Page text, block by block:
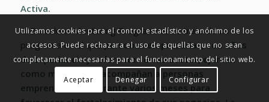
Activa.
El Barcelona Mentoring Programme se trata de un
programa en el quepersonas empresarias, con años
de experiencia y referentes en su sector, ejercen
como mentoras y acompañan a personas
emprendedoras durante varios meses para
Utilizamos cookies para el control estadístico y anónimo de los
accesos. Puede rechazara el uso de aquellas que no sean
completamente necesarias para el funcionamiento del sitio web.
Aceptar
Denegar Configurar